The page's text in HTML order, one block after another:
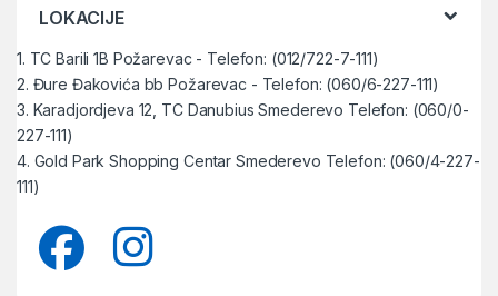
LOKACIJE
1. TC Barili 1B Požarevac - Telefon: (012/722-7-111)
2. Đure Đakovića bb Požarevac - Telefon: (060/6-227-111)
3. Karadjordjeva 12, TC Danubius Smederevo Telefon: (060/0-
227-111)
4. Gold Park Shopping Centar Smederevo Telefon: (060/4-227-
111)